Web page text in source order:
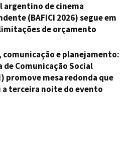
argentino de cinema
(BAFICI 2026) segue em
de orçamento
comunicação e planejamento:
de Comunicação Social
promove mesa redonda que
a terceira noite do evento